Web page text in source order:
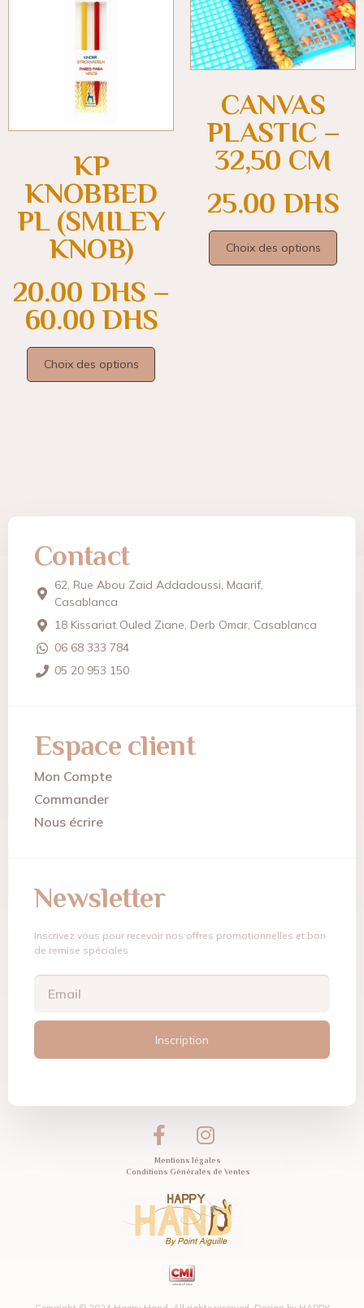
KP
KNOBBED
PL (SMILEY
KNOB)
20.00 DHS –
60.00 DHS
Choix des options
CANVAS
PLASTIC –
32,50 CM
25.00 DHS
Choix des options
Contact
62, Rue Abou Zaid Addadoussi, Maarif,
Casablanca
18 Kissariat Ouled Ziane, Derb Omar, Casablanca
06 68 333 784
05 20 953 150
Espace client
Mon Compte
Commander
Nous écrire
Newsletter
Inscrivez vous pour recevoir nos offres promotionnelles et bon
de remise spéciales
Inscription
Mentions légales
Conditions Générales de Ventes